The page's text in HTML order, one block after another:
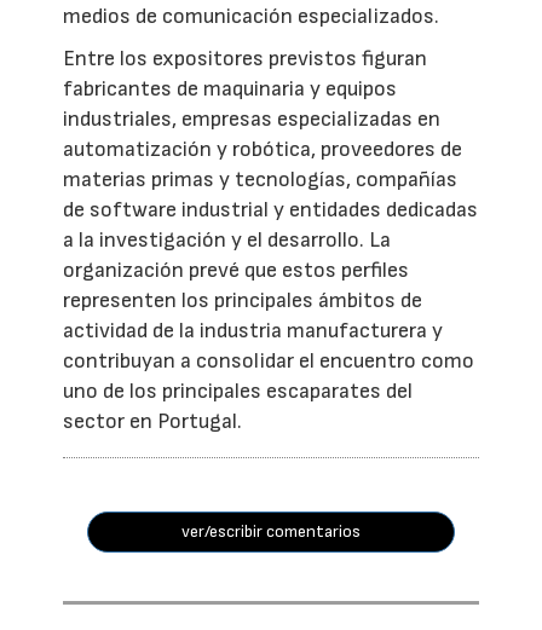
medios de comunicación especializados.
Entre los expositores previstos figuran
fabricantes de maquinaria y equipos
industriales, empresas especializadas en
automatización y robótica, proveedores de
materias primas y tecnologías, compañías
de software industrial y entidades dedicadas
a la investigación y el desarrollo. La
organización prevé que estos perfiles
representen los principales ámbitos de
actividad de la industria manufacturera y
contribuyan a consolidar el encuentro como
uno de los principales escaparates del
sector en Portugal.
ver/escribir comentarios